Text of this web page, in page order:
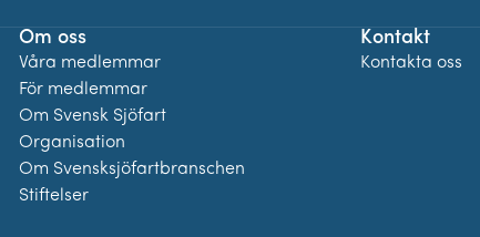
Om oss
Våra medlemmar
För medlemmar
Om Svensk Sjöfart
Organisation
Om Svensksjöfartbranschen
Stiftelser
Kontakt
Kontakta oss